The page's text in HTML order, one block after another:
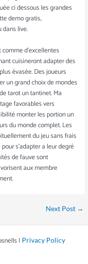
ci dessous les grandes
demo gratis,
live.
d’excellentes
cuisineront adapter des
évasée. Des joueurs
un grand choix de mondes
tarot un tantinet. Ma
favorables vers
monter les portion un
du monde complet. Les
du jeu sans frais
s’adapter a leur degré
de fauve sont
aux membre
Next Post →
| Privacy Policy